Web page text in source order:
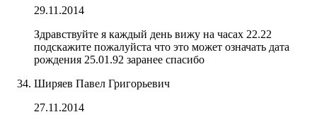
29.11.2014
Здравствуйте я каждый день вижу на часах 22.22
подскажите пожалуйста что это может означать дата
рождения 25.01.92 заранее спасибо
Ширяев Павел Григорьевич
27.11.2014